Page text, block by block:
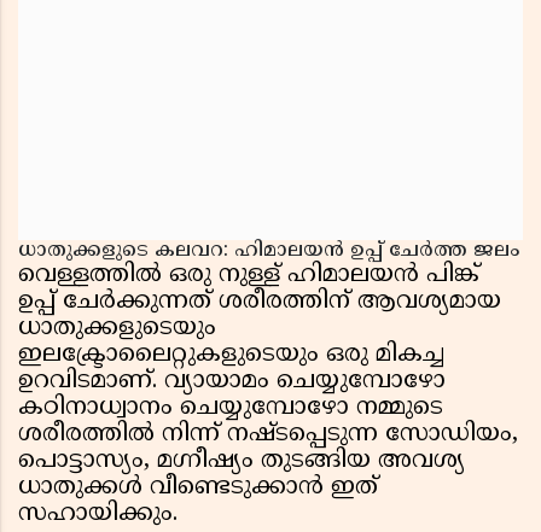
ധാതുക്കളുടെ കലവറ: ഹിമാലയൻ ഉപ്പ് ചേർത്ത ജലം
വെള്ളത്തിൽ ഒരു നുള്ള് ഹിമാലയൻ പിങ്ക്
ഉപ്പ് ചേർക്കുന്നത് ശരീരത്തിന് ആവശ്യമായ
ധാതുക്കളുടെയും
ഇലക്ട്രോലൈറ്റുകളുടെയും ഒരു മികച്ച
ഉറവിടമാണ്. വ്യായാമം ചെയ്യുമ്പോഴോ
കഠിനാധ്വാനം ചെയ്യുമ്പോഴോ നമ്മുടെ
ശരീരത്തിൽ നിന്ന് നഷ്ടപ്പെടുന്ന സോഡിയം,
പൊട്ടാസ്യം, മഗ്നീഷ്യം തുടങ്ങിയ അവശ്യ
ധാതുക്കൾ വീണ്ടെടുക്കാൻ ഇത്
സഹായിക്കും.